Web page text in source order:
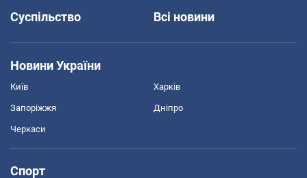
Суспільство
Всі новини
Новини України
Київ Харків
Запоріжжя Дніпро
Черкаси
Спорт